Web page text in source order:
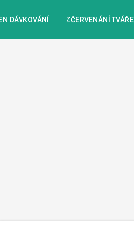
DÁVKOVÁNÍ ZČERVENÁNÍ TVÁŘE